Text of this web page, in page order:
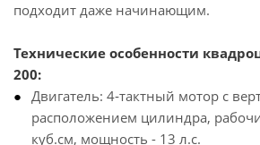
подходит даже начинающим.
Технические особенности
200:
Двигатель: 4‑тактный мотор с
расположением цилиндра,
куб.см, мощность - 13 л.с.